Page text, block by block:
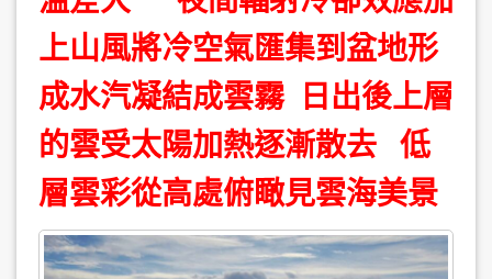
上山風將冷空氣匯集到盆地形
成水汽凝結成雲霧 日出後上層
的雲受太陽加熱逐漸散去 低
層雲彩從高處俯瞰見雲海美景